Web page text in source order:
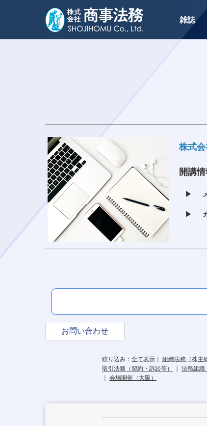
雑誌
トップ セミナー
株式
開講
▶
▶
お問い合わせ
絞り込み： 全て表示 ｜ 組織法務（株主
取引法務（契約・訴訟等）
｜ 法務組織
｜ 会場開催（大阪）